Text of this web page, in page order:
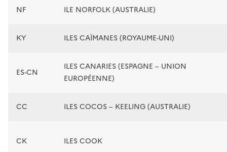
NF ILE NORFOLK (AUSTRALIE)
KY ILES CAÏMANES (ROYAUME-UNI)
ES-CN
ILES CANARIES (ESPAGNE – UNION
EUROPÉENNE)
CC ILES COCOS – KEELING (AUSTRALIE)
CK ILES COOK